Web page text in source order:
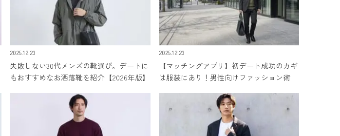
2025.12.23
失敗しない30代メンズの靴選び。デートに
もおすすめなお洒落靴を紹介【2026年版】
2025.12.23
【マッチングアプリ】初デート成功のカギ
は服装にあり！男性向けファッション術